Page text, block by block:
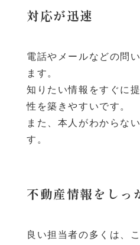
対応が迅速
電話やメールなどの問
ます。
知りたい情報をすぐに
性を築きやすいです。
また、本人がわからな
す。
不動産情報をしっ
良い担当者の多くは、